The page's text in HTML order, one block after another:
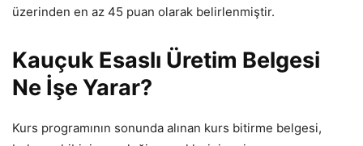
üzerinden en az 45 puan olarak belirlenmiştir.
Kauçuk Esaslı Üretim Belgesi
Ne İşe Yarar?
Kurs programının sonunda alınan kurs bitirme belgesi,